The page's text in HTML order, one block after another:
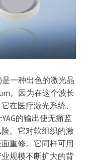
一种出色的激光晶
。因为在这个波长
在医疗激光系统、
的输出使无痛监
。它对软组织的激
重修。它同样可用
规模不断扩大的背